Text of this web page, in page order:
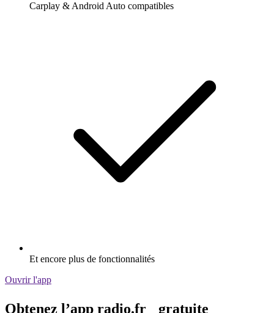
Carplay & Android Auto compatibles
Et encore plus de fonctionnalités
Ouvrir l'app
Obtenez l’app radio.fr gratuite